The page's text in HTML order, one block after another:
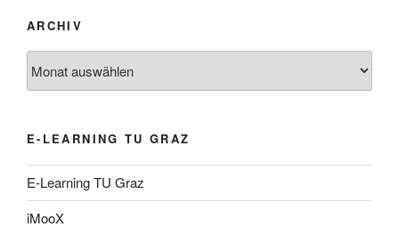
ARCHIV
E-LEARNING TU GRAZ
E-Learning TU Graz
iMooX